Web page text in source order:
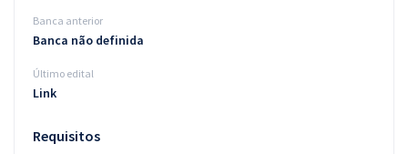
Atendimento
Banca anterior
Banca não definida
Último edital
Link
Requisitos